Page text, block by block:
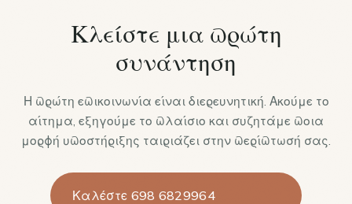
Κλείστε μια πρώτη
συνάντηση
Η πρώτη επικοινωνία είναι διερευνητική. Ακούμε το
αίτημα, εξηγούμε το πλαίσιο και συζητάμε ποια
μορφή υποστήριξης ταιριάζει στην περίπτωσή σας.
Καλέστε 698 6829964